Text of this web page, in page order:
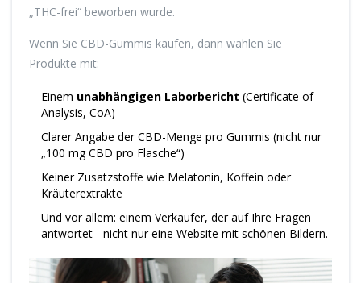
„THC-frei“ beworben wurde.
Wenn Sie CBD-Gummis kaufen, dann wählen Sie
Produkte mit:
Einem unabhängigen Laborbericht (Certificate of
Analysis, CoA)
Clarer Angabe der CBD-Menge pro Gummis (nicht nur
„100 mg CBD pro Flasche“)
Keiner Zusatzstoffe wie Melatonin, Koffein oder
Kräuterextrakte
Und vor allem: einem Verkäufer, der auf Ihre Fragen
antwortet - nicht nur eine Website mit schönen Bildern.